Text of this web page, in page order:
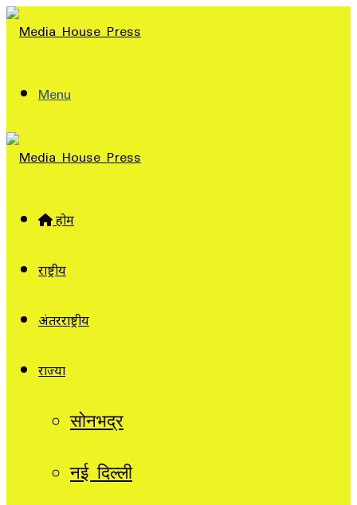
Menu
होम
राष्ट्रीय
अंतरराष्ट्रीय
राज्यों
सोनभद्र
नई दिल्ली